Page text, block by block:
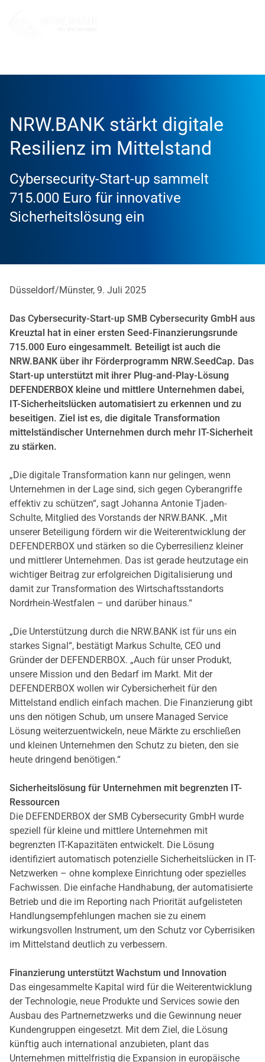
NRW.BANK stärkt digitale
Resilienz im Mittelstand
Cybersecurity-Start-up sammelt
715.000 Euro für innovative
Sicherheitslösung ein
Düsseldorf/Münster, 9. Juli 2025
Das Cybersecurity-Start-up SMB Cybersecurity GmbH aus
Kreuztal hat in einer ersten Seed-Finanzierungsrunde
715.000 Euro eingesammelt. Beteiligt ist auch die
NRW.BANK über ihr Förderprogramm NRW.SeedCap. Das
Start-up unterstützt mit ihrer Plug-and-Play-Lösung
DEFENDERBOX kleine und mittlere Unternehmen dabei,
IT-Sicherheitslücken automatisiert zu erkennen und zu
beseitigen. Ziel ist es, die digitale Transformation
mittelständischer Unternehmen durch mehr IT-Sicherheit
zu stärken.
„Die digitale Transformation kann nur gelingen, wenn
Unternehmen in der Lage sind, sich gegen Cyberangriffe
effektiv zu schützen“, sagt Johanna Antonie Tjaden-
Schulte, Mitglied des Vorstands der NRW.BANK. „Mit
unserer Beteiligung fördern wir die Weiterentwicklung der
DEFENDERBOX und stärken so die Cyberresilienz kleiner
und mittlerer Unternehmen. Das ist gerade heutzutage ein
wichtiger Beitrag zur erfolgreichen Digitalisierung und
damit zur Transformation des Wirtschaftsstandorts
Nordrhein-Westfalen – und darüber hinaus.“
„Die Unterstützung durch die NRW.BANK ist für uns ein
starkes Signal“, bestätigt Markus Schulte, CEO und
Gründer der DEFENDERBOX. „Auch für unser Produkt,
unsere Mission und den Bedarf im Markt. Mit der
DEFENDERBOX wollen wir Cybersicherheit für den
Mittelstand endlich einfach machen. Die Finanzierung gibt
uns den nötigen Schub, um unsere Managed Service
Lösung weiterzuentwickeln, neue Märkte zu erschließen
und kleinen Unternehmen den Schutz zu bieten, den sie
heute dringend benötigen.“
Sicherheitslösung für Unternehmen mit begrenzten IT-
Ressourcen
Die DEFENDERBOX der SMB Cybersecurity GmbH wurde
speziell für kleine und mittlere Unternehmen mit
begrenzten IT-Kapazitäten entwickelt. Die Lösung
identifiziert automatisch potenzielle Sicherheitslücken in IT-
Netzwerken – ohne komplexe Einrichtung oder spezielles
Fachwissen. Die einfache Handhabung, der automatisierte
Betrieb und die im Reporting nach Priorität aufgelisteten
Handlungsempfehlungen machen sie zu einem
wirkungsvollen Instrument, um den Schutz vor Cyberrisiken
im Mittelstand deutlich zu verbessern.
Finanzierung unterstützt Wachstum und Innovation
Das eingesammelte Kapital wird für die Weiterentwicklung
der Technologie, neue Produkte und Services sowie den
Ausbau des Partnernetzwerks und die Gewinnung neuer
Kundengruppen eingesetzt. Mit dem Ziel, die Lösung
künftig auch international anzubieten, plant das
Unternehmen mittelfristig die Expansion in europäische